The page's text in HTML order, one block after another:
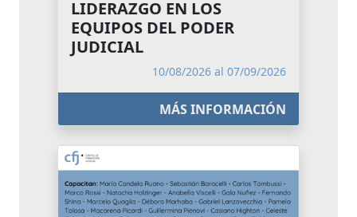
LIDERAZGO EN LOS
EQUIPOS DEL PODER
JUDICIAL
10/08/2026 al 07/09/2026
MÁS INFORMACIÓN